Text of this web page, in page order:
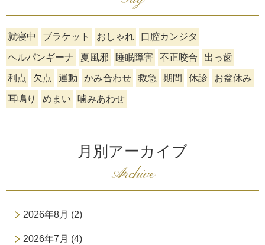
就寝中 ブラケット おしゃれ 口腔カンジタ
ヘルパンギーナ 夏風邪 睡眠障害 不正咬合 出っ歯
利点 欠点 運動 かみ合わせ 救急 期間 休診 お盆休み
耳鳴り めまい 噛みあわせ
月別アーカイブ
Archive
2026年8月 (2)
2026年7月 (4)